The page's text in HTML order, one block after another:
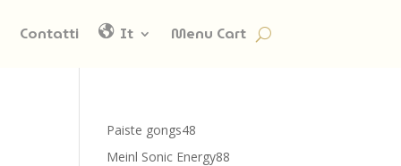
Contatti It Menu Cart
Paiste gongs48
prodotti
Meinl Sonic Energy88